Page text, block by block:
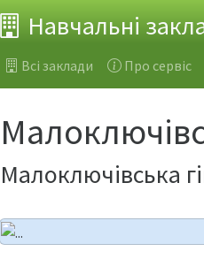
Навчальні
Всі заклади Про сервіс
Малоключівська